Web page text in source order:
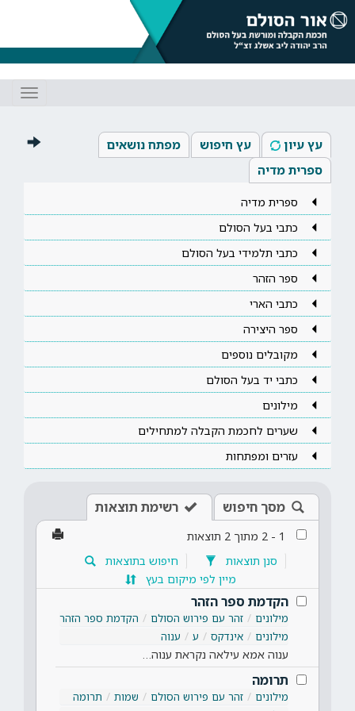
עץ עיון עץ חיפוש
מפתח נושאים
ספרית מדיה
ספרית מדיה
כתבי בעל הסולם
כתבי תלמידי בעל הסולם
ספר הזהר
כתבי הארי
ספר היצירה
מקובלים נוספים
כתבי יד בעל הסולם
מילונים
שערים לחכמת הקבלה למתחילים
עזרים ומפתחות
מסך חיפוש רשימת תוצאות
1
-
2 מתוך 2 תוצאות
סנן תוצאות
חיפוש בתוצאות
מיין לפי מיקום בעץ
הקדמת ספר הזהר
מילונים זהר עם פירוש הסולם
הקדמת ספר הזהר
מילונים
אינדקס ע ענוה
ענוה אמא עילאה נקראת ענוה…
תרומה
מילונים זהר עם פירוש הסולם שמות
תרומה